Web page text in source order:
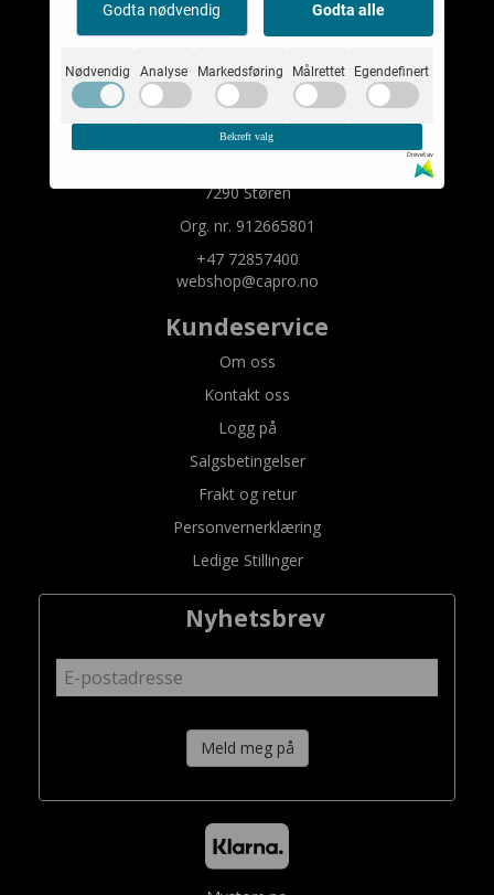
Mystore.no
Om oss
Capro Cases AS
7290 Støren
Org. nr. 912665801
+47 72857400
webshop@capro.no
Kundeservice
Om oss
Kontakt oss
Logg på
Salgsbetingelser
Frakt og retur
Personvernerklæring
Ledige Stillinger
Nyhetsbrev
Meld meg på
Godta nødvendig Godta alle
Nødvendig Analyse Markedsføring Målrettet Egendefinert
Bekreft valg
Drevet av